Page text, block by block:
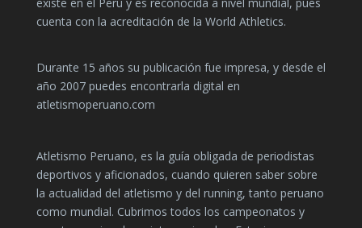
cuenta con la acreditación de la World Athletics.
Durante 15 años su publicación fue impresa, y desde el
año 2007 puedes encontrarla digital en
atletismoperuano.com
Atletismo Peruano, es la guía obligada de periodistas
deportivos y aficionados, cuando quieren saber sobre
la actualidad del atletismo y del running, tanto peruano
como mundial. Cubrimos todos los campeonatos y